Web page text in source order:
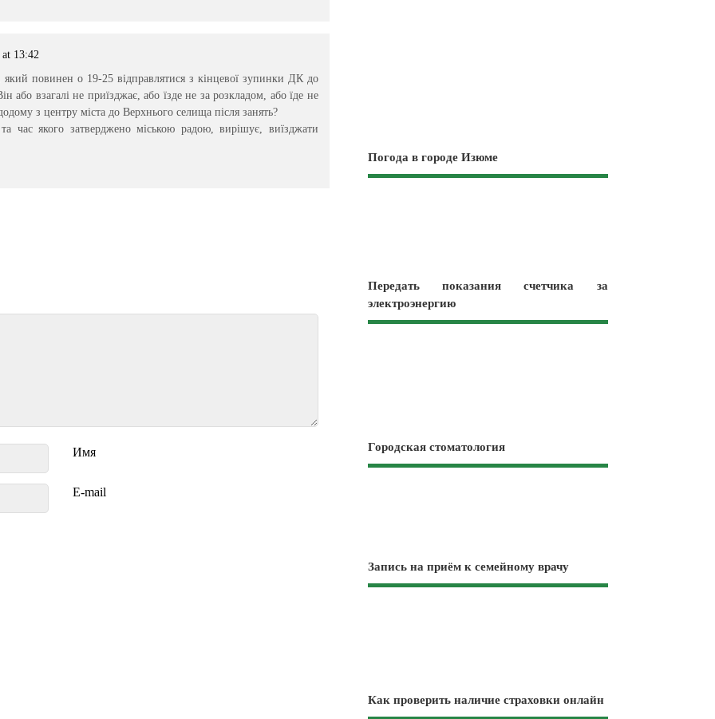
13:42
повинен о 19-25 відправлятися з кінцевої зупинки ДК до
або взагалі не приїзджає, або їзде не за розкладом, або їде не
з центру міста до Верхнього селища після занять?
час якого затверджено міською радою, вирішує, виїзджати
Имя
E-mail
Погода в городе Изюме
Передать показания счетчика за
электроэнергию
Городская стоматология
Запись на приём к семейному врачу
Как проверить наличие страховки онлайн